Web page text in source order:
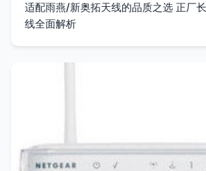
适配雨燕/新奥拓天线的品质之选 正厂
线全面解析